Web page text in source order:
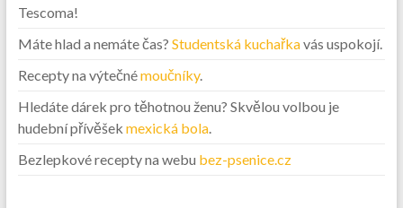
Tescoma!
Máte hlad a nemáte čas? Studentská kuchařkavás uspokojí.
Recepty na výtečnémoučníky.
Hledáte dárek pro těhotnou ženu? Skvělou volbou je
hudební přívěšek mexická bola.
Bezlepkové recepty na webu bez-psenice.cz